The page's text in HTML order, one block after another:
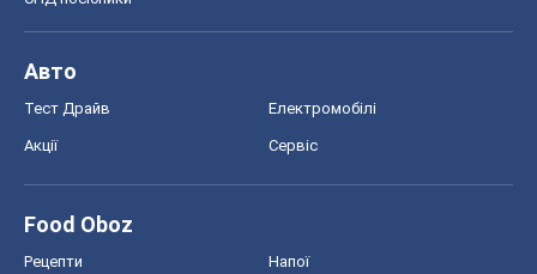
Авто
Тест Драйв Електромобілі
Акції Сервіс
Food Oboz
Рецепти Напої